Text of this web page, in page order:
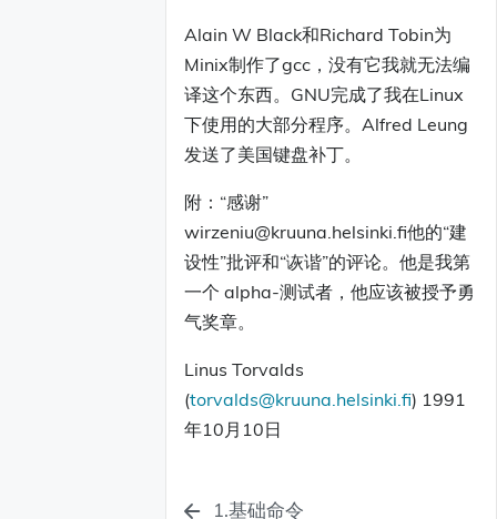
Alain W Black和Richard Tobin为
Minix制作了gcc，没有它我就无法编
译这个东西。GNU完成了我在Linux
下使用的大部分程序。Alfred Leung
发送了美国键盘补丁。
附：“感谢”
wirzeniu@kruuna.helsinki.fi他的“建
设性”批评和“诙谐”的评论。他是我第
一个 alpha-测试者，他应该被授予勇
气奖章。
Linus Torvalds
(torvalds@kruuna.helsinki.fi) 1991
年10月10日
1.基础命令